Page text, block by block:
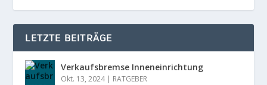
LETZTE BEITRÄGE
Verkaufsbremse Inneneinrichtung
Okt. 13, 2024| RATGEBER